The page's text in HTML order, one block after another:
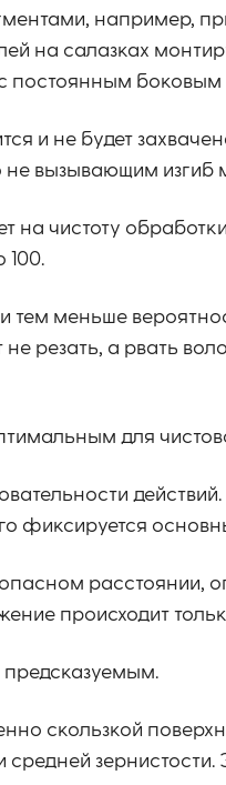
например,
на салазках
постоянным боковым
и не будет
вызывающим изгиб
чистоту
100.
тем меньше
резать, а рвать
для
фиксируется
расстоянии,
происходит
скользкой
зернистости.